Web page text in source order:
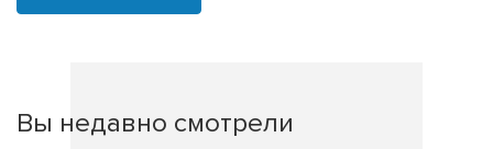
Вы недавно смотрели